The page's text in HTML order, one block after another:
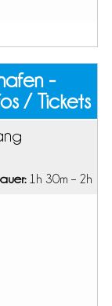
-
/ Tickets
1h 30m – 2h